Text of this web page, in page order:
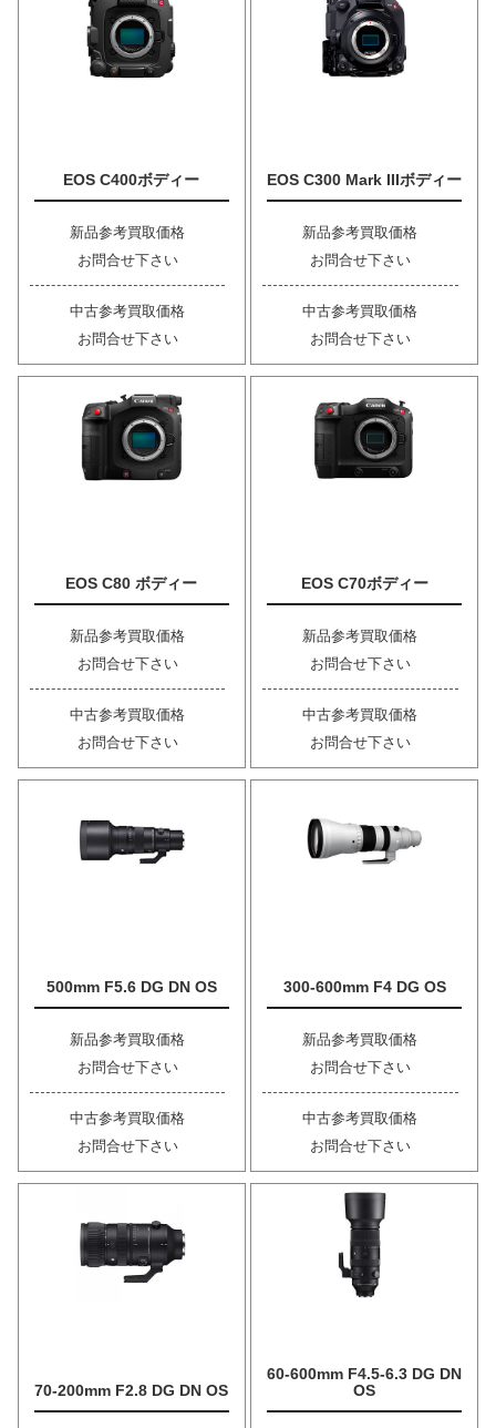
EOS C400ボディー
新品参考買取価格
お問合せ下さい
中古参考買取価格
お問合せ下さい
EOS C300 Mark IIIボディー
新品参考買取価格
お問合せ下さい
中古参考買取価格
お問合せ下さい
EOS C80 ボディー
新品参考買取価格
お問合せ下さい
中古参考買取価格
お問合せ下さい
EOS C70ボディー
新品参考買取価格
お問合せ下さい
中古参考買取価格
お問合せ下さい
500mm F5.6 DG DN OS
新品参考買取価格
お問合せ下さい
中古参考買取価格
お問合せ下さい
300-600mm F4 DG OS
新品参考買取価格
お問合せ下さい
中古参考買取価格
お問合せ下さい
70-200mm F2.8 DG DN OS
60-600mm F4.5-6.3 DG DN
OS